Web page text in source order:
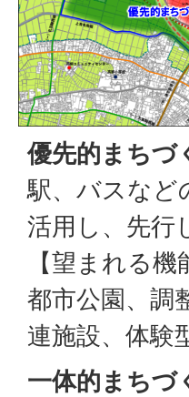
優先的まちづ
駅、バスなど
活用し、先行
【望まれる機
都市公園、調
連施設、体験
一体的まちづ